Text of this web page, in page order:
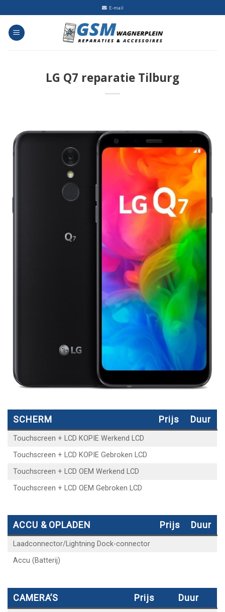
to
content
E-mail
LG Q7 reparatie Tilburg
SCHERM Prijs Duur
Touchscreen + LCD KOPIE Werkend LCD
Touchscreen + LCD KOPIE Gebroken LCD
Touchscreen + LCD OEM Werkend LCD
Touchscreen + LCD OEM Gebroken LCD
ACCU & OPLADEN Prijs Duur
Laadconnector/Lightning Dock-connector
Accu (Batterij)
CAMERA’S Prijs Duur